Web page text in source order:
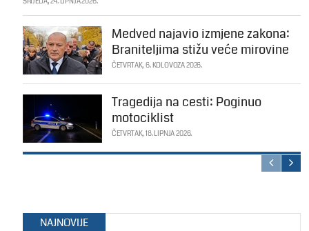
Medved najavio izmjene zakona:
Braniteljima stižu veće mirovine
ČETVRTAK, 6. KOLOVOZA 2026.
Tragedija na cesti: Poginuo
motociklist
ČETVRTAK, 18. LIPNJA 2026.
NAJNOVIJE